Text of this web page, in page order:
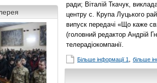
ради; Віталій Ткачук,
центру с. Крупа Луцького
випуск передачі «Що каже
(головний редактор Андрій
телерадіокомпанії.
Більше інформації 1 , більше